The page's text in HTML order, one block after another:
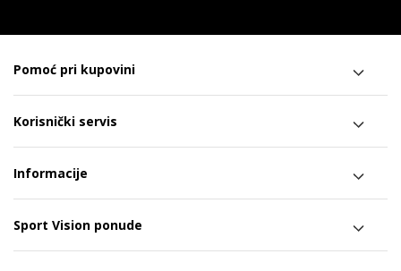
Pomoć pri kupovini
Korisnički servis
Informacije
Sport Vision ponude